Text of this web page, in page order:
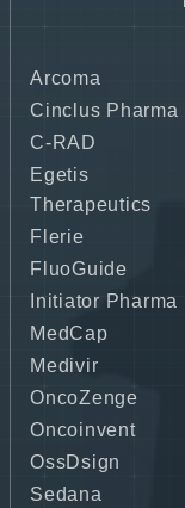
Arcoma
Cinclus Pharma
C-RAD
Egetis
Therapeutics
Flerie
FluoGuide
Initiator Pharma
MedCap
Medivir
OncoZenge
Oncoinvent
OssDsign
Sedana